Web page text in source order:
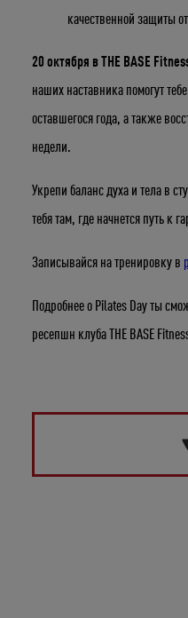
Укажите ваш
качественной защиты
20 октября вTHE BASE
наших наставника помогут
оставшегося года, а также
недели.
Укрепи баланс духа и тела в
тебя там, где начнется путь к
Записывайся на тренировку в
Подробнее о Pilates Day ты
ресепшн клуба THE BASE